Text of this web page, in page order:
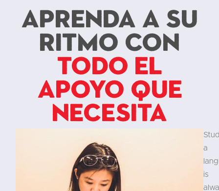
Aprenda a su
ritmo con
todo el
apoyo que
necesita
a
is